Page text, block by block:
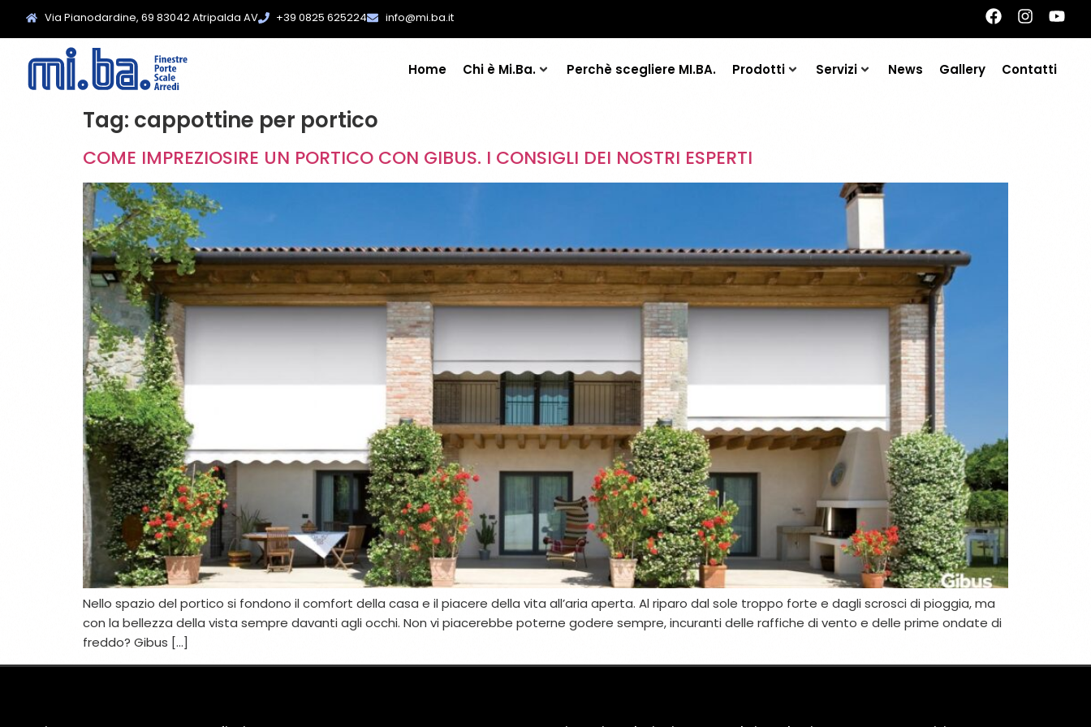
Via Pianodardine, 69 83042 Atripalda AV +39 0825 625224 info@mi.ba.it
Home Chi è Mi.Ba. Perchè scegliere MI.BA. Prodotti Servizi News Gallery Contatti
Tag: cappottine per portico
COME IMPREZIOSIRE UN PORTICO CON GIBUS. I CONSIGLI DEI NOSTRI ESPERTI
Nello spazio del portico si fondono il comfort della casa e il piacere della vita all’aria aperta. Al riparo dal sole troppo forte e dagli scrosci di pioggia, ma
con la bellezza della vista sempre davanti agli occhi. Non vi piacerebbe poterne godere sempre, incuranti delle raffiche di vento e delle prime ondate di
freddo? Gibus […]